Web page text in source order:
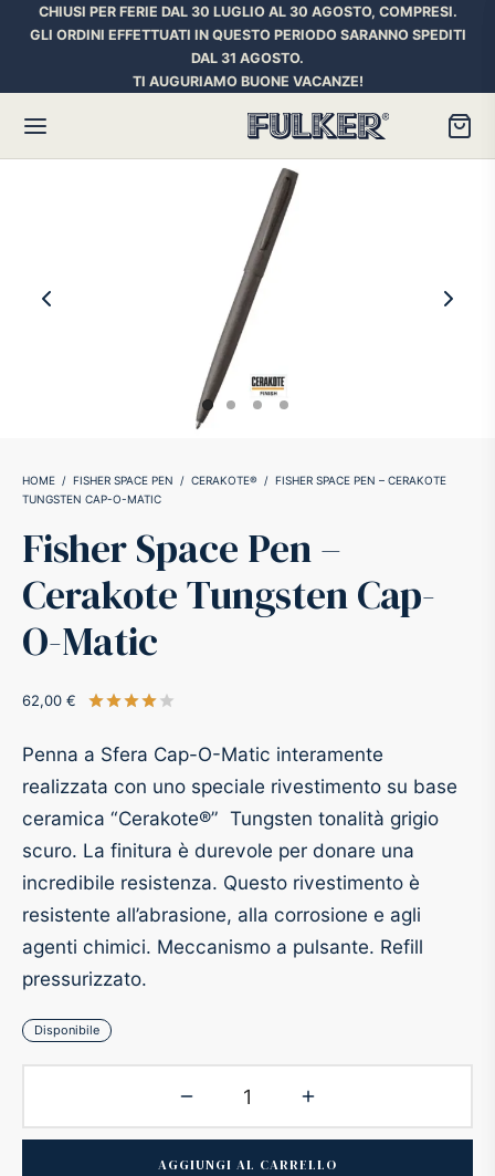
CHIUSI PER FERIE DAL 30 LUGLIO AL 30 AGOSTO, COMPRESI.
GLI ORDINI EFFETTUATI IN QUESTO PERIODO SARANNO SPEDITI
DAL 31 AGOSTO.
TI AUGURIAMO BUONE VACANZE!
HOME / FISHER SPACE PEN / CERAKOTE® / FISHER SPACE PEN – CERAKOTE
TUNGSTEN CAP-O-MATIC
Fisher Space Pen –
Cerakote Tungsten Cap-
O-Matic
62,00 €
Penna a Sfera Cap-O-Matic interamente
realizzata con uno speciale rivestimento su base
ceramica “Cerakote®” Tungsten tonalità grigio
scuro. La finitura è durevole per donare una
incredibile resistenza. Questo rivestimento è
resistente all’abrasione, alla corrosione e agli
agenti chimici. Meccanismo a pulsante. Refill
pressurizzato.
Disponibile
AGGIUNGI AL CARRELLO
SPACE PEN
Matic
Space Pen
pressurizzato
PENNE
E INCHIOSTRI
Penne Stilografiche
Penne Roller